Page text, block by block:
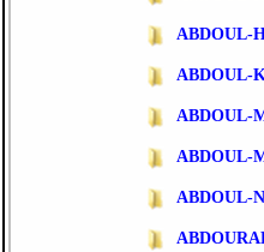
ABDOUL-
ABDOUL-
ABDOUL-
ABDOUL-
ABDOUL-